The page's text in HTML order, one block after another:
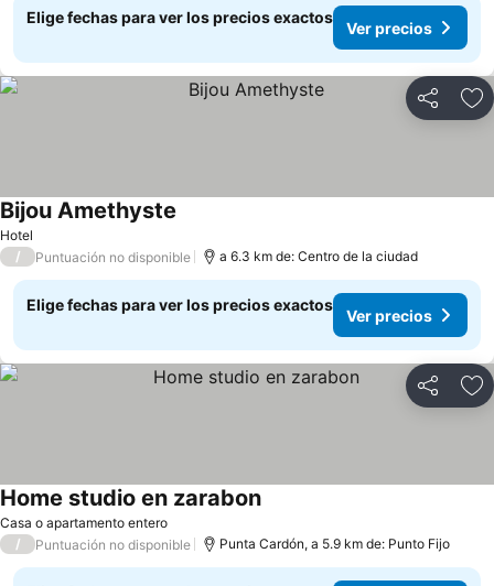
Elige fechas para ver los precios exactos
Ver precios
Compartir
Hotel
Bijou Amethyste
/ Puntuación no disponible a 6.3 km de: Centro de la ciudad
Elige fechas para ver los precios exactos
Ver precios
Compartir
Casa o apartamento entero
Home studio en zarabonVer precios
/ Puntuación no disponible Punta Cardón, a 5.9 km de: Punto Fijo